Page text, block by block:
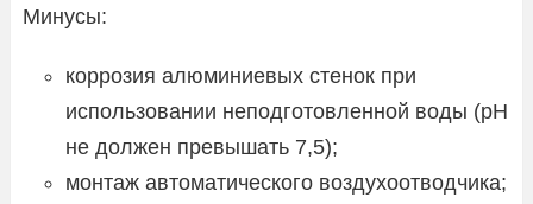
Минусы:
коррозия алюминиевых стенок при
использовании неподготовленной воды (рН
не должен превышать 7,5);
монтаж автоматического воздухоотводчика;